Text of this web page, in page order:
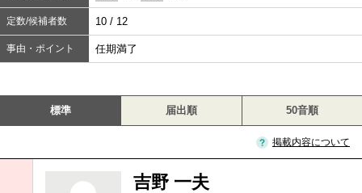
定数/候補者数 10 / 12
事由・ポイント 任期満了
標準 届出順 50音順
掲載内容について
吉野 一夫